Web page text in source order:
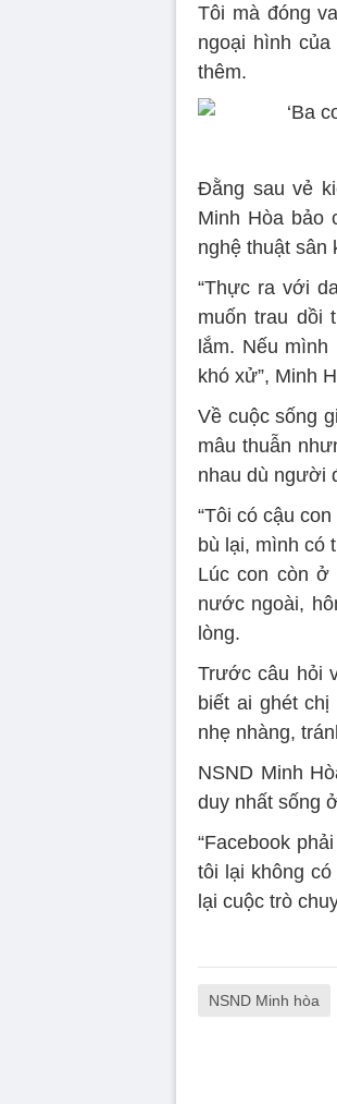
Tôi mà đóng
ngoại hình
thêm.
Đằng sau vẻ
Minh Hòa bảo
nghệ thuật sân
“Thực ra với
muốn trau dồi
lắm. Nếu
khó xử”, Minh
Về cuộc sống
mâu thuẫn
nhau dù người
“Tôi có cậu
bù lại, mình có
Lúc con còn ở
nước ngoài,
lòng.
Trước câu hỏi
biết ai ghét
nhẹ nhàng,
NSND Minh
duy nhất sống
“Facebook
tôi lại không
lại cuộc trò
NSND Minh hòa